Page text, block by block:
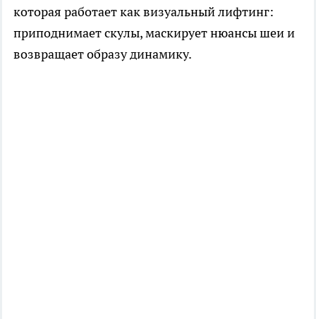
которая работает как визуальный лифтинг:
приподнимает скулы, маскирует нюансы шеи и
возвращает образу динамику.